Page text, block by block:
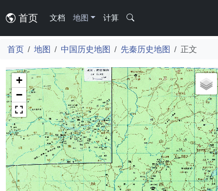
首页 文档 地图 计算
首页 地图 中国历史地图 先秦历史地图 正文
+
−